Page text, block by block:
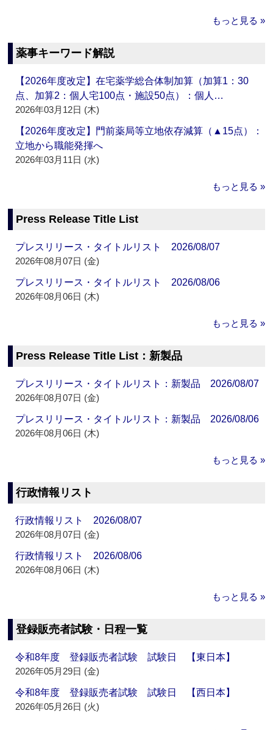
もっと見る »
薬事キーワード解説
【2026年度改定】在宅薬学総合体制加算（加算1：30
点、加算2：個人宅100点・施設50点）：個人…
2026年03月12日 (木)
【2026年度改定】門前薬局等立地依存減算（▲15点）：
立地から職能発揮へ
2026年03月11日 (水)
もっと見る »
Press Release Title List
プレスリリース・タイトルリスト 2026/08/07
2026年08月07日 (金)
プレスリリース・タイトルリスト 2026/08/06
2026年08月06日 (木)
もっと見る »
Press Release Title List：新製品
プレスリリース・タイトルリスト：新製品 2026/08/07
2026年08月07日 (金)
プレスリリース・タイトルリスト：新製品 2026/08/06
2026年08月06日 (木)
もっと見る »
行政情報リスト
行政情報リスト 2026/08/07
2026年08月07日 (金)
行政情報リスト 2026/08/06
2026年08月06日 (木)
もっと見る »
登録販売者試験・日程一覧
令和8年度 登録販売者試験 試験日 【東日本】
2026年05月29日 (金)
令和8年度 登録販売者試験 試験日 【西日本】
2026年05月26日 (火)